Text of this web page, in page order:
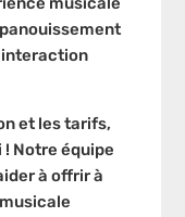
et les tarifs,
Notre équipe
à offrir à